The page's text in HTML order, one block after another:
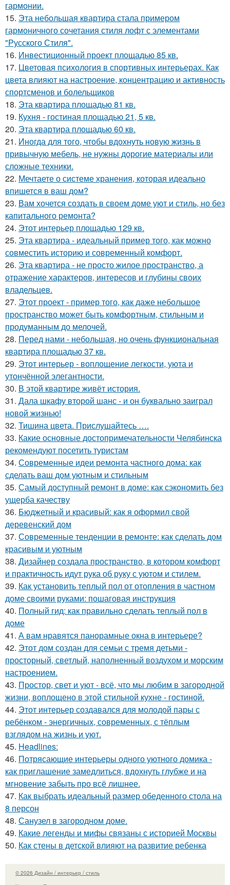
гармонии.
15. Эта небольшая квартира стала примером
гармоничного сочетания стиля лофт с элементами
"Русского Стиля".
16. Инвестиционный проект площадью 85 кв.
17. Цветовая психология в спортивных интерьерах. Как
цвета влияют на настроение, концентрацию и активность
спортсменов и болельщиков
18. Эта квартира площадью 81 кв.
19. Кухня - гостиная площадью 21, 5 кв.
20. Эта квартира площадью 60 кв.
21. Иногда для того, чтобы вдохнуть новую жизнь в
привычную мебель, не нужны дорогие материалы или
сложные техники.
22. Мечтаете о системе хранения, которая идеально
впишется в ваш дом?
23. Вам хочется создать в своем доме уют и стиль, но без
капитального ремонта?
24. Этот интерьер площадью 129 кв.
25. Эта квартира - идеальный пример того, как можно
совместить историю и современный комфорт.
26. Эта квартира - не просто жилое пространство, а
отражение характеров, интересов и глубины своих
владельцев.
27. Этот проект - пример того, как даже небольшое
пространство может быть комфортным, стильным и
продуманным до мелочей.
28. Перед нами - небольшая, но очень функциональная
квартира площадью 37 кв.
29. Этот интерьер - воплощение легкости, уюта и
утончённой элегантности.
30. В этой квартире живёт история.
31. Дала шкафу второй шанс - и он буквально заиграл
новой жизнью!
32. Тишина цвета. Прислушайтесь ….
33. Какие основные достопримечательности Челябинска
рекомендуют посетить туристам
34. Современные идеи ремонта частного дома: как
сделать ваш дом уютным и стильным
35. Самый доступный ремонт в доме: как сэкономить без
ущерба качеству
36. Бюджетный и красивый: как я оформил свой
деревенский дом
37. Современные тенденции в ремонте: как сделать дом
красивым и уютным
38. Дизайнер создала пространство, в котором комфорт
и практичность идут рука об руку с уютом и стилем.
39. Как установить теплый пол от отопления в частном
доме своими руками: пошаговая инструкция
40. Полный гид: как правильно сделать теплый пол в
доме
41. А вам нравятся панорамные окна в интерьере?
42. Этот дом создан для семьи с тремя детьми -
просторный, светлый, наполненный воздухом и морским
настроением.
43. Простор, свет и уют - всё, что мы любим в загородной
жизни, воплощено в этой стильной кухне - гостиной.
44. Этот интерьер создавался для молодой пары с
ребёнком - энергичных, современных, с тёплым
взглядом на жизнь и уют.
45. Headlines:
46. Потрясающие интерьеры одного уютного домика -
как приглашение замедлиться, вдохнуть глубже и на
мгновение забыть про всё лишнее.
47. Как выбрать идеальный размер обеденного стола на
8 персон
48. Санузел в загородном доме.
49. Какие легенды и мифы связаны с историей Москвы
50. Как стены в детской влияют на развитие ребенка
© 2026 Дизайн / интерьер / стиль